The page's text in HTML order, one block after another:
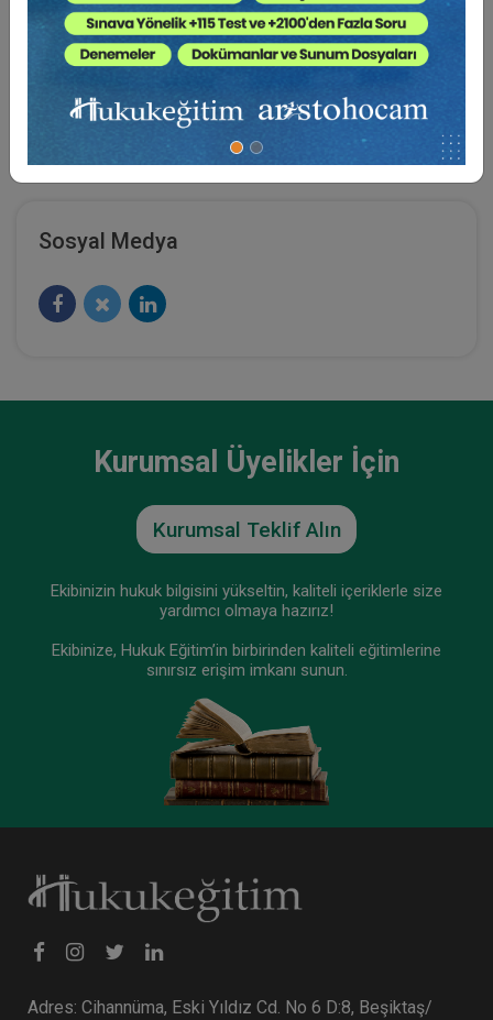
Tüketici Hukuku Enstitüsü
Tüketici Hukuku Enstitüsü
Taşınmaz Hukuku - IV. Medeni Hukuk Kongresi -
VII. Oturum
360 TL
Tüketici Hukuku Enstitüsü
Profesörü
01.01.2018
31.12.2018
Öğretim
SRH Hochschule-
Heidelberg
Heidelberg
/ Almanya
Sosyal Medya
Kurumsal Üyelikler İçin
Kurumsal Teklif Alın
Ekibinizin hukuk bilgisini yükseltin, kaliteli içeriklerle size
yardımcı olmaya hazırız!
Ekibinize, Hukuk Eğitim’in birbirinden kaliteli eğitimlerine
sınırsız erişim imkanı sunun.
Adres: Cihannüma, Eski Yıldız Cd. No 6 D:8, Beşiktaş/